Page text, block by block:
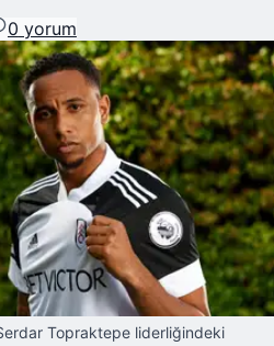
0 yorum
Topraktepe liderliğindeki